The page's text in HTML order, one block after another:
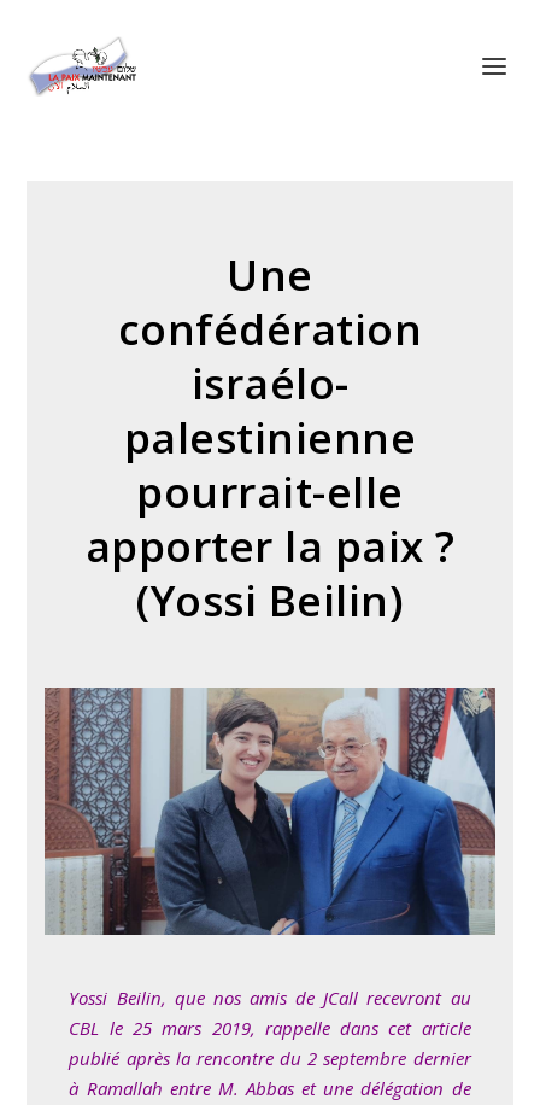
Une
confédération
israélo-
palestinienne
pourrait-elle
apporter la paix ?
(Yossi Beilin)
Yossi Beilin, que nos amis de JCall recevront au
CBL le 25 mars 2019, rappelle dans cet article
publié après la rencontre du 2 septembre dernier
à Ramallah entre M. Abbas et une délégation de